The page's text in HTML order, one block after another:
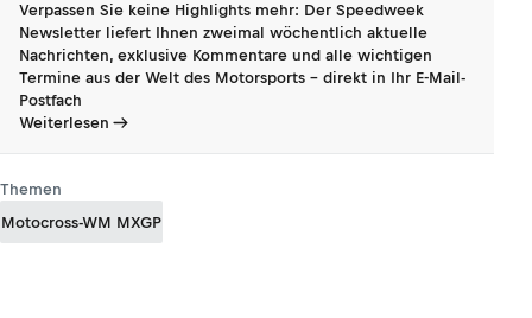
Verpassen Sie keine Highlights mehr: Der Speedweek
Newsletter liefert Ihnen zweimal wöchentlich aktuelle
Nachrichten, exklusive Kommentare und alle wichtigen
Termine aus der Welt des Motorsports - direkt in Ihr E-Mail-
Postfach
Weiterlesen
Themen
Motocross-WM MXGP